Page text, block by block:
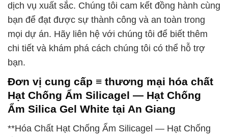
dịch vụ xuất sắc. Chúng tôi cam kết đồng hành cùng
bạn để đạt được sự thành công và an toàn trong
mọi dự án. Hãy liên hệ với chúng tôi để biết thêm
chi tiết và khám phá cách chúng tôi có thể hỗ trợ
bạn.
Đơn vị cung cấp ≡ thương mại hóa chất
Hạt Chống Ẩm Silicagel — Hạt Chống
Ẩm Silica Gel White tại An Giang
**Hóa Chất Hạt Chống Ẩm Silicagel — Hạt Chống